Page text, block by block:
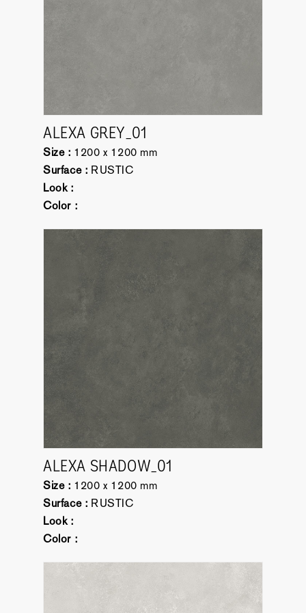
ALEXA GREY_01
Size : 1200 x 1200 mm
Surface : RUSTIC
Look :
Color :
ALEXA SHADOW_01
Size : 1200 x 1200 mm
Surface : RUSTIC
Look :
Color :